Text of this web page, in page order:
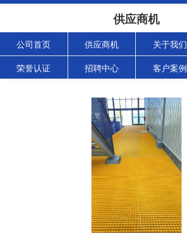
供应商机
公司首页 供应商机 关于我们
荣誉认证 招聘中心 客户案例